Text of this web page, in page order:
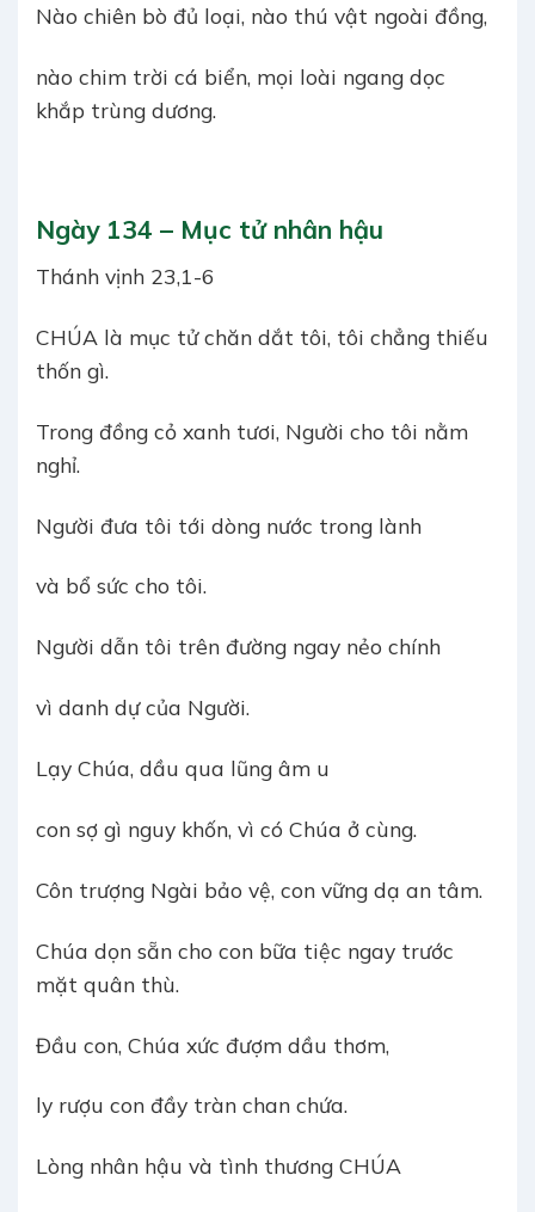
Nào chiên bò đủ loại, nào thú vật ngoài đồng,
nào chim trời cá biển, mọi loài ngang dọc
khắp trùng dương.
Ngày 134 – Mục tử nhân hậu
Thánh vịnh 23,1-6
CHÚA là mục tử chăn dắt tôi, tôi chẳng thiếu
thốn gì.
Trong đồng cỏ xanh tươi, Người cho tôi nằm
nghỉ.
Người đưa tôi tới dòng nước trong lành
và bổ sức cho tôi.
Người dẫn tôi trên đường ngay nẻo chính
vì danh dự của Người.
Lạy Chúa, dầu qua lũng âm u
con sợ gì nguy khốn, vì có Chúa ở cùng.
Côn trượng Ngài bảo vệ, con vững dạ an tâm.
Chúa dọn sẵn cho con bữa tiệc ngay trước
mặt quân thù.
Đầu con, Chúa xức đượm dầu thơm,
ly rượu con đầy tràn chan chứa.
Lòng nhân hậu và tình thương CHÚA